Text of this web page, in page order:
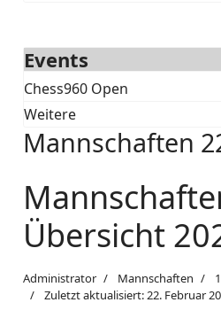
Events
Chess960 Open
Weitere
Mannschaften
Übersicht
Administrator Mannschaften
Zuletzt aktualisiert: 22. Februar